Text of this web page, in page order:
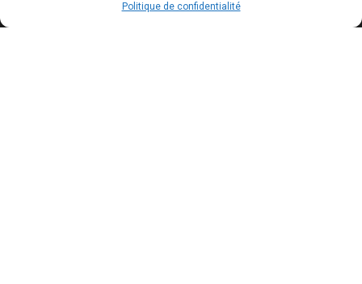
Politique de confidentialité
Politique de cookies